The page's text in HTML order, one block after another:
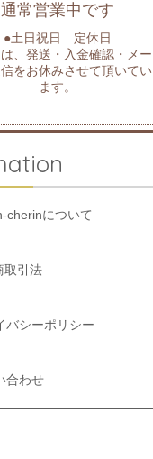
通常営業中です
●土日祝日 定休日
、発送・入金確認・メー
をお休みさせて頂いてい
ます。
cherinについて
取引法
バシーポリシー
合わせ